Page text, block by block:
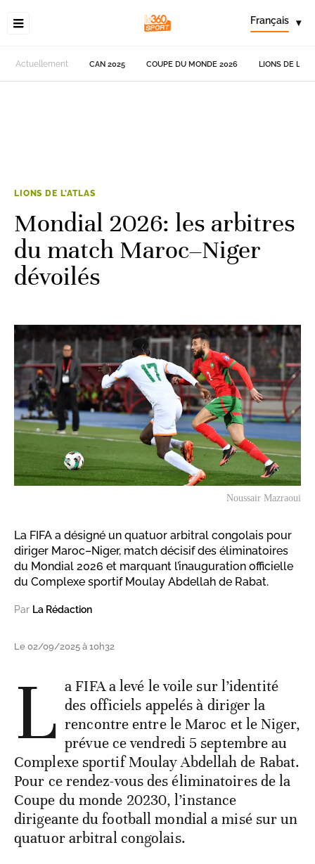
Français ▾
Actuellement CAN 2025 COUPE DU MONDE 2026 LIONS DE
LIONS DE L'ATLAS
Mondial 2026: les arbitres
du match Maroc–Niger
dévoilés
Noussair Mazraoui
La FIFA a désigné un quatuor arbitral congolais pour
diriger Maroc–Niger, match décisif des éliminatoires
du Mondial 2026 et marquant l’inauguration officielle
du Complexe sportif Moulay Abdellah de Rabat.
Par La Rédaction
Le 02/09/2025 à 10h32
L a FIFA a levé le voile sur l’identité
des officiels appelés à diriger la
rencontre entre le Maroc et le Niger,
prévue ce vendredi 5 septembre au
Complexe sportif Moulay Abdellah de Rabat.
Pour ce rendez-vous des éliminatoires de la
Coupe du monde 20230, l’instance
dirigeante du football mondial a misé sur un
quatuor arbitral congolais.